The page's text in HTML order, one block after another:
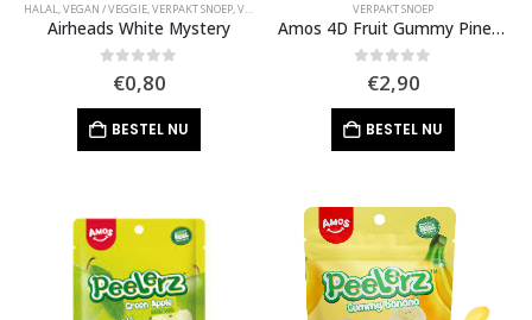
HALAL,VEGAN / VEGGIE,VERPAKT SNOEP,VIRAL SNOEP
Airheads White Mystery
out of 5
€0,80
BESTEL NU
VERPAKT SNOEP
Amos 4D Fruit Gummy Pineapple Burst
out of 5
€2,90
BESTEL NU